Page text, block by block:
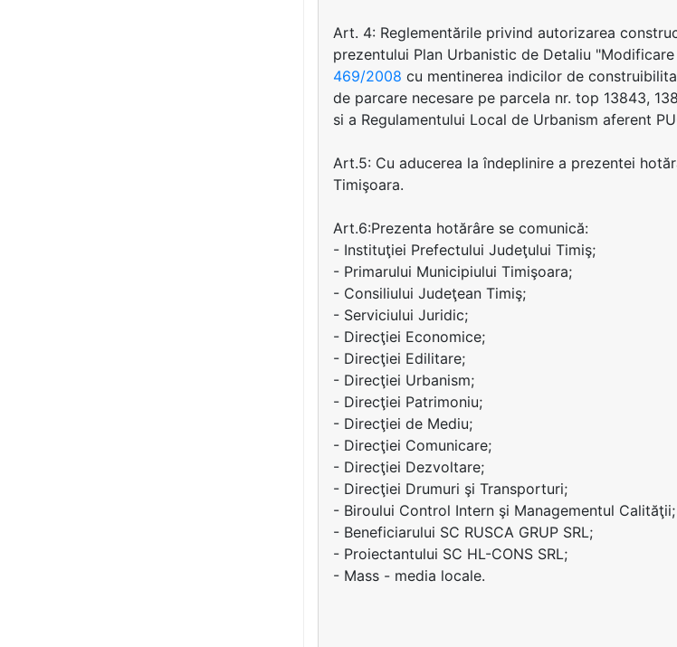
Art. 4: Reglementările privind autorizarea
prezentului Plan Urbanistic de Detaliu
469/2008 cu mentinerea indicilor de
de parcare necesare pe parcela nr. top 13843,
si a Regulamentului Local de Urbanism aferent
Art.5: Cu aducerea la îndeplinire a prezentei
Timişoara.
Art.6:Prezenta hotărâre se comunică:
- Instituţiei Prefectului Judeţului Timiş;
- Primarului Municipiului Timişoara;
- Consiliului Judeţean Timiş;
- Serviciului Juridic;
- Direcţiei Economice;
- Direcţiei Edilitare;
- Direcţiei Urbanism;
- Direcţiei Patrimoniu;
- Direcţiei de Mediu;
- Direcţiei Comunicare;
- Direcţiei Dezvoltare;
- Direcţiei Drumuri şi Transporturi;
- Biroului Control Intern şi Managementul Calităţii;
- Beneficiarului SC RUSCA GRUP SRL;
- Proiectantului SC HL-CONS SRL;
- Mass - media locale.